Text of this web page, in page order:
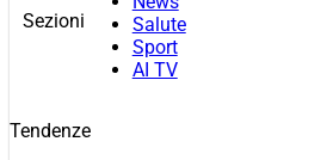
Sezioni
Salute
Sport
AI TV
Tendenze